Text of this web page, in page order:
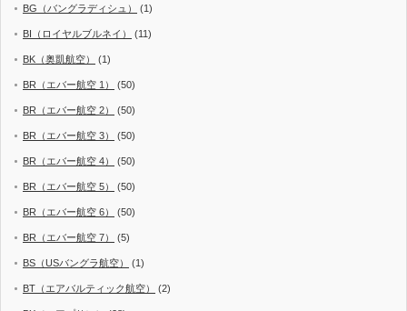
BG（バングラディシュ） (1)
BI（ロイヤルブルネイ） (11)
BK（奥凱航空） (1)
BR（エバー航空 1） (50)
BR（エバー航空 2） (50)
BR（エバー航空 3） (50)
BR（エバー航空 4） (50)
BR（エバー航空 5） (50)
BR（エバー航空 6） (50)
BR（エバー航空 7） (5)
BS（USバングラ航空） (1)
BT（エアバルティック航空） (2)